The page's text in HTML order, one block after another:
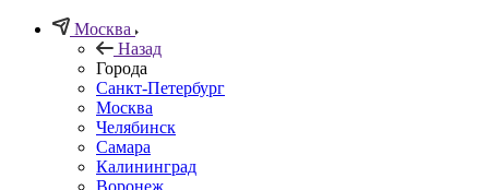
Москва
Назад
Города
Санкт-Петербург
Москва
Челябинск
Самара
Калининград
Воронеж